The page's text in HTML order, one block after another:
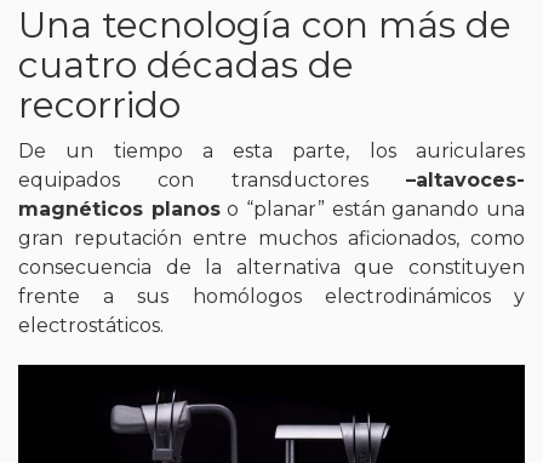
Una tecnología con más de
cuatro décadas de
recorrido
De un tiempo a esta parte, los auriculares
equipados con transductores –altavoces-
magnéticos planoso “planar” están ganando una
gran reputación entre muchos aficionados, como
consecuencia de la alternativa que constituyen
frente a sus homólogos electrodinámicos y
electrostáticos.